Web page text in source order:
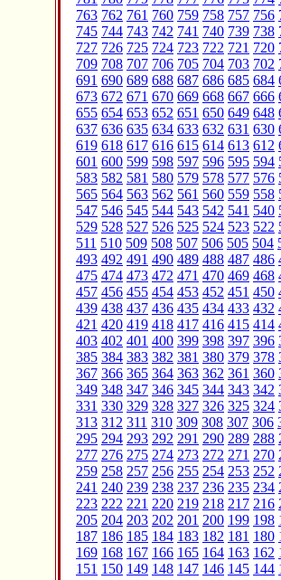
763 762 761 760 759 758 757 756
745 744 743 742 741 740 739 738
727 726 725 724 723 722 721 720
709 708 707 706 705 704 703 702
691 690 689 688 687 686 685 684
673 672 671 670 669 668 667 666
655 654 653 652 651 650 649 648
637 636 635 634 633 632 631 630
619 618 617 616 615 614 613 612
601 600 599 598 597 596 595 594
583 582 581 580 579 578 577 576
565 564 563 562 561 560 559 558
547 546 545 544 543 542 541 540
529 528 527 526 525 524 523 522
511 510 509 508 507 506 505 504
493 492 491 490 489 488 487 486
475 474 473 472 471 470 469 468
457 456 455 454 453 452 451 450
439 438 437 436 435 434 433 432
421 420 419 418 417 416 415 414
403 402 401 400 399 398 397 396
385 384 383 382 381 380 379 378
367 366 365 364 363 362 361 360
349 348 347 346 345 344 343 342
331 330 329 328 327 326 325 324
313 312 311 310 309 308 307 306
295 294 293 292 291 290 289 288
277 276 275 274 273 272 271 270
259 258 257 256 255 254 253 252
241 240 239 238 237 236 235 234
223 222 221 220 219 218 217 216
205 204 203 202 201 200 199 198
187 186 185 184 183 182 181 180
169 168 167 166 165 164 163 162
151 150 149 148 147 146 145 144